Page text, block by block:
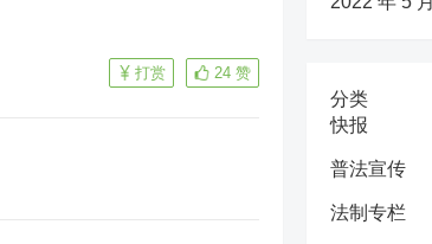
24 赞
打赏
分类
快报
普法宣传
法制专栏